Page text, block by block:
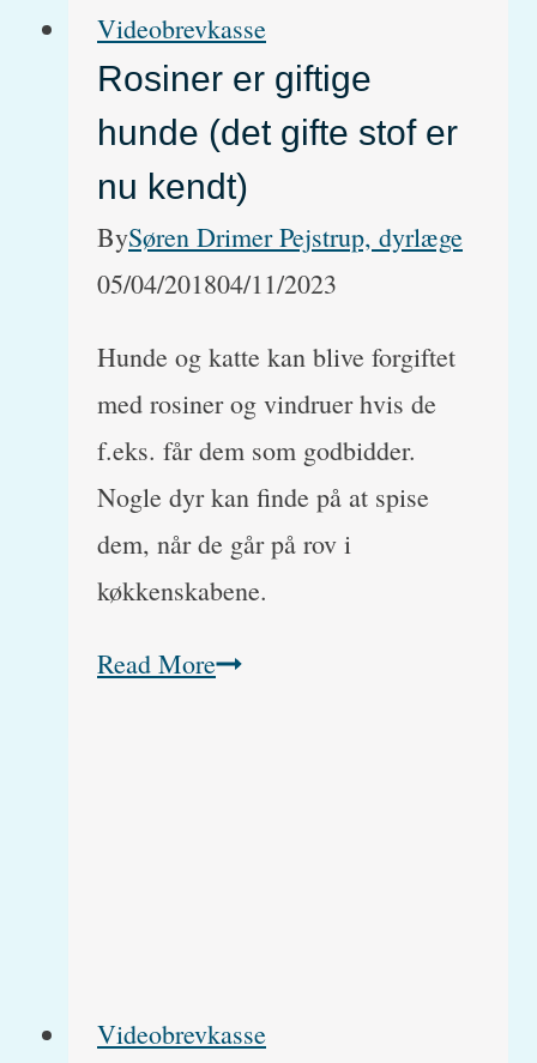
hunde
og
katte
Videobrevkasse
Rosiner er giftige
hunde (det gifte stof er
nu kendt)
BySøren Drimer Pejstrup, dyrlæge
05/04/201804/11/2023
Hunde og katte kan blive forgiftet
med rosiner og vindruer hvis de
f.eks. får dem som godbidder.
Nogle dyr kan finde på at spise
dem, når de går på rov i
køkkenskabene.
Read MoreRosiner
nu
Videobrevkasse